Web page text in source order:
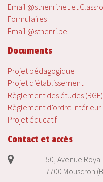
Email @sthenri.net et
Formulaires
Email @sthenri.be
Documents
Projet pédagogique
Projet d’établissement
Règlement des études (RGE)
Règlement d’ordre intérieur
Projet éducatif
Contact et accès
50, Avenue
7700 Mouscron